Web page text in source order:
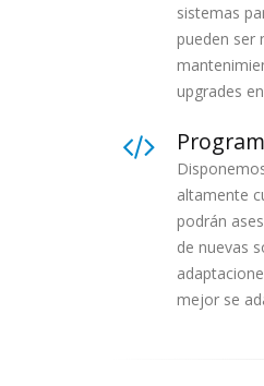
sistemas
pueden ser
upgrades
altamente
podrán
de nuevas
mejor se